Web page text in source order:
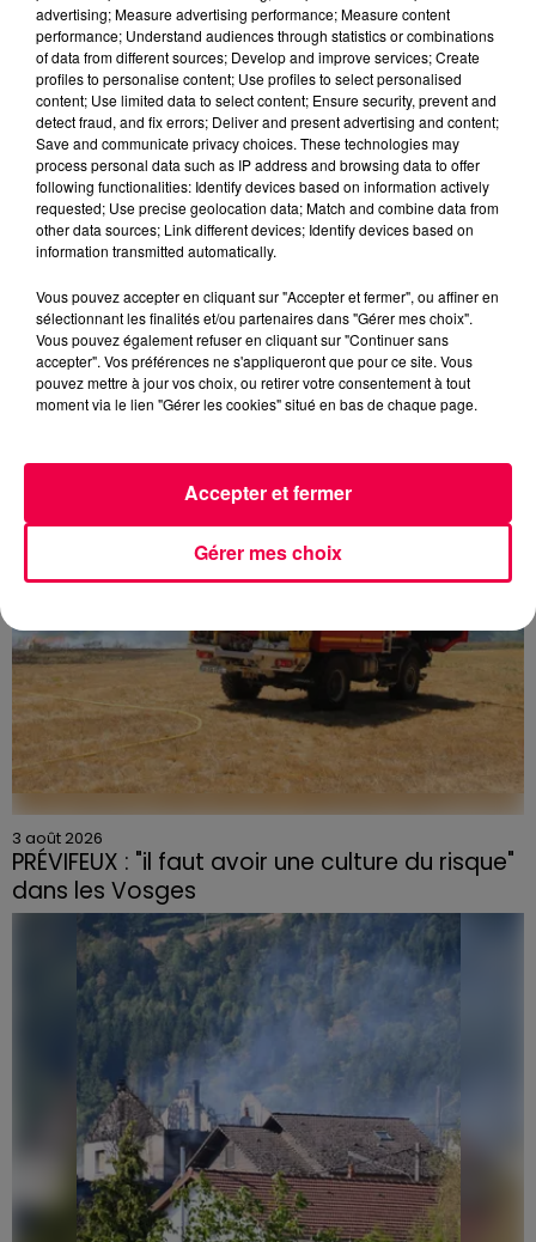
5 août 2026
Des assiettes Linvosges rappelées pour
excès de plomb
céramique vendues entre 2020 et 2022 par Linvosges.
3 août 2026
PRÉVIFEUX : "il faut avoir une culture du risque"
dans les Vosges
advertising; Measure advertising performance; Measure content
performance; Understand audiences through statistics or combinations
of data from different sources; Develop and improve services; Create
profiles to personalise content; Use profiles to select personalised
content; Use limited data to select content; Ensure security, prevent and
detect fraud, and fix errors; Deliver and present advertising and content;
Save and communicate privacy choices. These technologies may
process personal data such as IP address and browsing data to offer
following functionalities: Identify devices based on information actively
requested; Use precise geolocation data; Match and combine data from
other data sources; Link different devices; Identify devices based on
information transmitted automatically.
Vous pouvez accepter en cliquant sur "Accepter et fermer", ou affiner en
sélectionnant les finalités et/ou partenaires dans "Gérer mes choix".
Vous pouvez également refuser en cliquant sur "Continuer sans
accepter". Vos préférences ne s'appliqueront que pour ce site. Vous
pouvez mettre à jour vos choix, ou retirer votre consentement à tout
moment via le lien "Gérer les cookies" situé en bas de chaque page.
Gérer mes choix
Accepter et fermer